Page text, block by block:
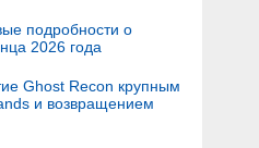
подробности о
2026 года
Ghost Recon крупным
и возвращением